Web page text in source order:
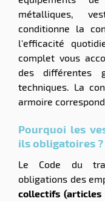
métalliques,
conditionne la
l'efficacité
complet vous
des différentes
techniques. La
armoire
Pourquoi les
ils obligatoires ?
Le Code du
obligations des
collectifs (articles